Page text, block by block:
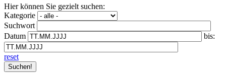
Hier können Sie gezielt suchen:
Kategorie
Suchwort
Datum
bis:
reset